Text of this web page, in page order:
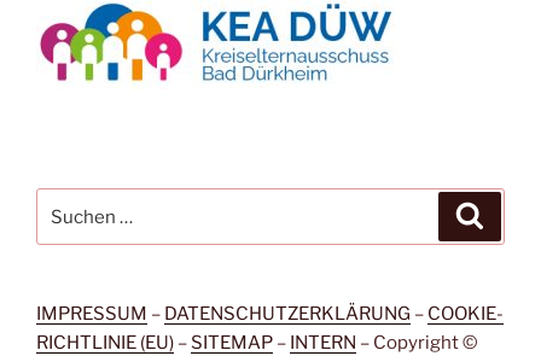
nach:
IMPRESSUM – DATENSCHUTZERKLÄRUNG – COOKIE-
RICHTLINIE (EU) – SITEMAP – INTERN – Copyright ©